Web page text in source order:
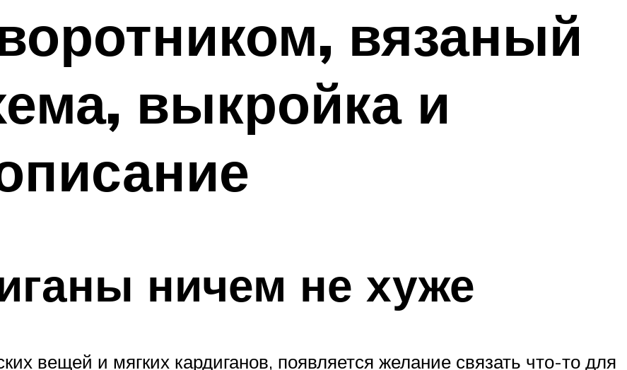
вязаный
выкройка и
ничем не хуже
вещей и мягких кардиганов, появляется желание связать что-то для